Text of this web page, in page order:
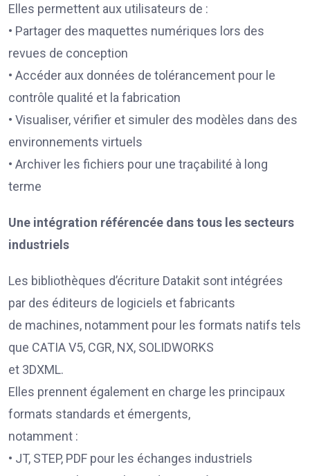
Elles permettent aux utilisateurs de :
• Partager des maquettes numériques lors des
revues de conception
• Accéder aux données de tolérancement pour le
contrôle qualité et la fabrication
• Visualiser, vérifier et simuler des modèles dans des
environnements virtuels
• Archiver les fichiers pour une traçabilité à long
terme
Une intégration référencée dans tous les secteurs
industriels
Les bibliothèques d’écriture Datakit sont intégrées
par des éditeurs de logiciels et fabricants
de machines, notamment pour les formats natifs tels
que CATIA V5, CGR, NX, SOLIDWORKS
et 3DXML.
Elles prennent également en charge les principaux
formats standards et émergents,
notamment :
• JT, STEP, PDF pour les échanges industriels